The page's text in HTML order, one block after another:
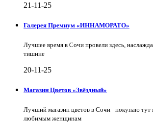
21-11-25
Галерея Премиум «ИННАМОРАТО»
Лучшее время в Сочи провели здесь,
тишине
20-11-25
Магазин Цветов «Звёздный»
Лучший магазин цветов в Сочи - покупаю тут
любимым женщинам